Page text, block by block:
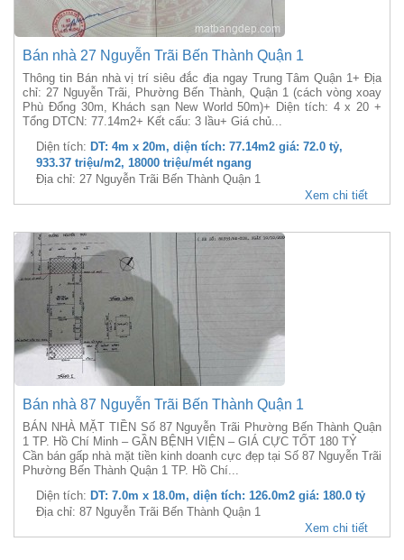
Bán nhà 27 Nguyễn Trãi Bến Thành Quận 1
Thông tin Bán nhà vị trí siêu đắc địa ngay Trung Tâm Quận 1+ Địa
chỉ: 27 Nguyễn Trãi, Phường Bến Thành, Quận 1 (cách vòng xoay
Phù Đổng 30m, Khách sạn New World 50m)+ Diện tích: 4 x 20 +
Tổng DTCN: 77.14m2+ Kết cấu: 3 lầu+ Giá chủ...
Diện tích: DT: 4m x 20m, diện tích: 77.14m2 giá: 72.0 tỷ,
933.37 triệu/m2, 18000 triệu/mét ngang
Địa chỉ: 27 Nguyễn Trãi Bến Thành Quận 1
Xem chi tiết
Bán nhà 87 Nguyễn Trãi Bến Thành Quận 1
BÁN NHÀ MẶT TIỀN Số 87 Nguyễn Trãi Phường Bến Thành Quận
1 TP. Hồ Chí Minh – GẦN BỆNH VIỆN – GIÁ CỰC TỐT 180 TỶ
Cần bán gấp nhà mặt tiền kinh doanh cực đẹp tại Số 87 Nguyễn Trãi
Phường Bến Thành Quận 1 TP. Hồ Chí...
Diện tích: DT: 7.0m x 18.0m, diện tích: 126.0m2 giá: 180.0 tỷ
Địa chỉ: 87 Nguyễn Trãi Bến Thành Quận 1
Xem chi tiết